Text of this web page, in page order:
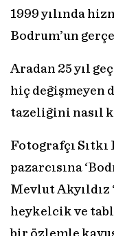
1999 yılında
Bodrum’un
Aradan 25 yıl
hiç değişmeyen
tazeliğini nasıl
Fotografçı Sıtkı
pazarcısına
Mevlut Akyıldız
heykelcik ve